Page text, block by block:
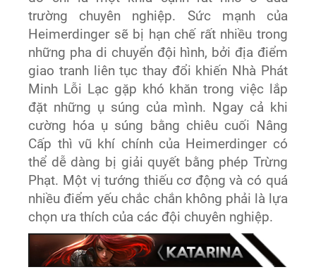
trường chuyên nghiệp. Sức mạnh của
Heimerdinger sẽ bị hạn chế rất nhiều trong
những pha di chuyển đội hình, bởi địa điểm
giao tranh liên tục thay đổi khiến Nhà Phát
Minh Lỗi Lạc gặp khó khăn trong việc lắp
đặt những ụ súng của mình. Ngay cả khi
cường hóa ụ súng bằng chiêu cuối Nâng
Cấp thì vũ khí chính của Heimerdinger có
thể dễ dàng bị giải quyết bằng phép Trừng
Phạt. Một vị tướng thiếu cơ động và có quá
nhiều điểm yếu chắc chắn không phải là lựa
chọn ưa thích của các đội chuyên nghiệp.